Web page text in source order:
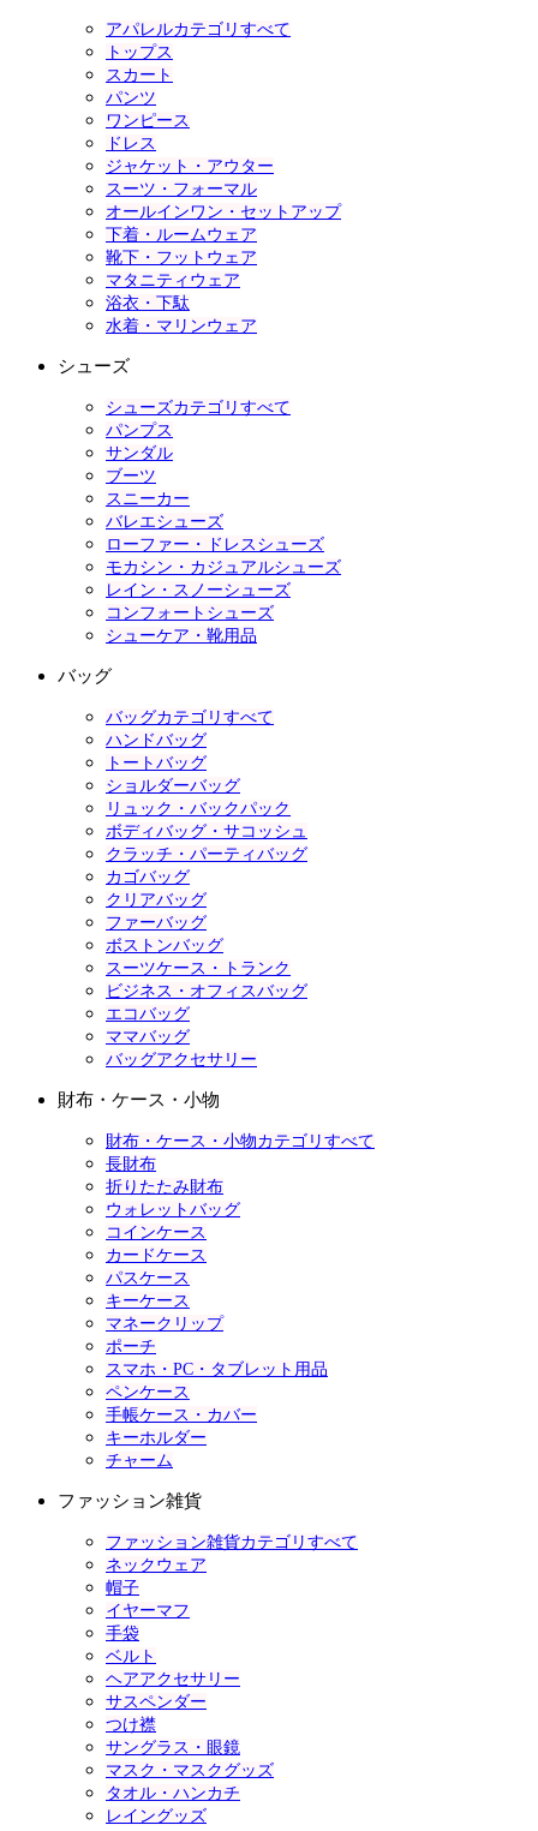
アパレルカテゴリすべて
トップス
スカート
パンツ
ワンピース
ドレス
ジャケット・アウター
スーツ・フォーマル
オールインワン・セットアップ
下着・ルームウェア
靴下・フットウェア
マタニティウェア
浴衣・下駄
水着・マリンウェア
シューズ
シューズカテゴリすべて
パンプス
サンダル
ブーツ
スニーカー
バレエシューズ
ローファー・ドレスシューズ
モカシン・カジュアルシューズ
レイン・スノーシューズ
コンフォートシューズ
シューケア・靴用品
バッグ
バッグカテゴリすべて
ハンドバッグ
トートバッグ
ショルダーバッグ
リュック・バックパック
ボディバッグ・サコッシュ
クラッチ・パーティバッグ
カゴバッグ
クリアバッグ
ファーバッグ
ボストンバッグ
スーツケース・トランク
ビジネス・オフィスバッグ
エコバッグ
ママバッグ
バッグアクセサリー
財布・ケース・小物
財布・ケース・小物カテゴリすべて
長財布
折りたたみ財布
ウォレットバッグ
コインケース
カードケース
パスケース
キーケース
マネークリップ
ポーチ
スマホ・PC・タブレット用品
ペンケース
手帳ケース・カバー
キーホルダー
チャーム
ファッション雑貨
ファッション雑貨カテゴリすべて
ネックウェア
帽子
イヤーマフ
手袋
ベルト
ヘアアクセサリー
サスペンダー
つけ襟
サングラス・眼鏡
マスク・マスクグッズ
タオル・ハンカチ
レイングッズ